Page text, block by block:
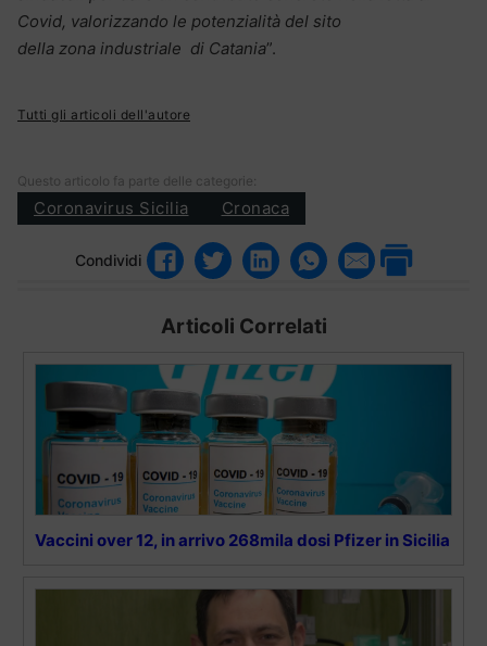
Covid, valorizzando le potenzialità del sito
della zona industriale di Catania”.
Tutti gli articoli dell'autore
Questo articolo fa parte delle categorie:
Coronavirus Sicilia Cronaca
Condividi
Articoli Correlati
Vaccini over 12, in arrivo 268mila dosi Pfizer in Sicilia